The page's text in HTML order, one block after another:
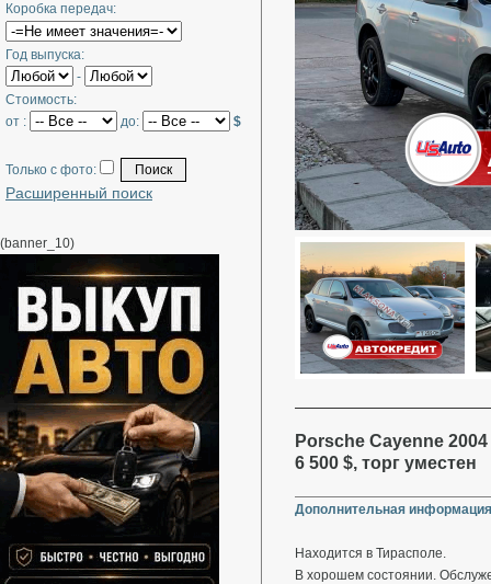
Коробка передач:
Год выпуска:
-
Стоимость:
от :
до: $
Только с фото:
Расширенный поиск
(banner_10)
Porsche Cayenne 2004
6 500 $, торг уместен
Дополнительная
Находится в Тирасполе.
В хорошем состоянии.